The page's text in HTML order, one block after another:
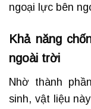
ngoại lực bên
Khả năng
ngoài trời
Nhờ thành
sinh, vật liệu